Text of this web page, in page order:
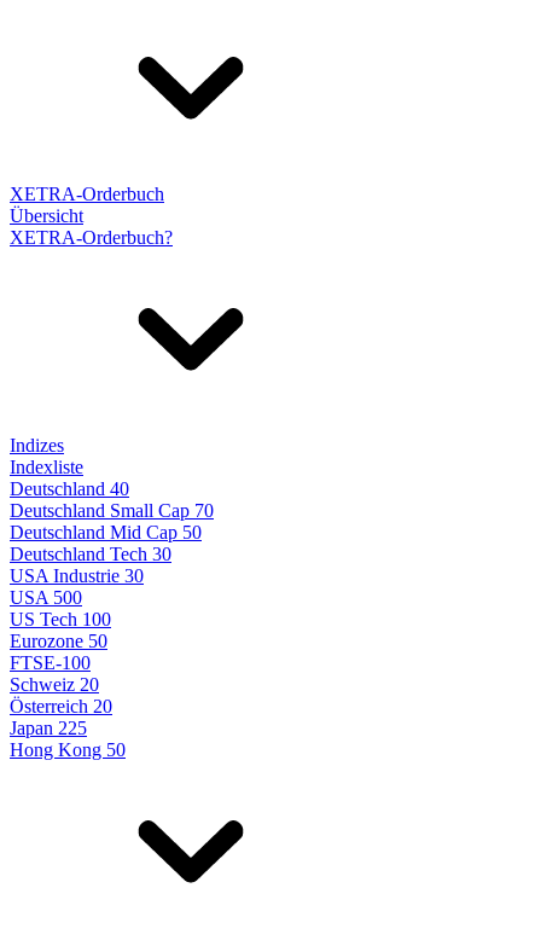
XETRA-Orderbuch
Übersicht
XETRA-Orderbuch?
Indizes
Indexliste
Deutschland 40
Deutschland Small Cap 70
Deutschland Mid Cap 50
Deutschland Tech 30
USA Industrie 30
USA 500
US Tech 100
Eurozone 50
FTSE-100
Schweiz 20
Österreich 20
Japan 225
Hong Kong 50